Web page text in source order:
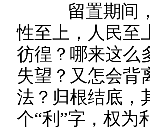
留置期间，
性至上，人民至
彷徨？哪来这么
失望？又怎会背
法？归根结底，
个“利”字，权为